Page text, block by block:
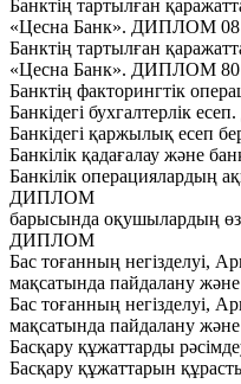
Банктің тартылған
«Цесна Банк». ДИПЛОМ 08
Банктің тартылған
«Цесна Банк». ДИПЛОМ 80
Банктің факторингтік
Банкідегі бухгалтерлік
Банкідегі қаржылық есеп
Банкілік қадағалау және
Банкілік операциялардың
ДИПЛОМ
барысында оқушылардың
ДИПЛОМ
Бас тоғанның негізделуі,
мақсатында пайдалану
Бас тоғанның негізделуі,
мақсатында пайдалану
Басқару құжаттарды
Басқару құжаттарын